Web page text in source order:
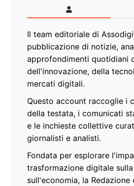
Il team editoriale di
pubblicazione di notizie,
approfondimenti quotidiani
dell'innovazione, della
mercati digitali.
Questo account raccoglie i
della testata, i comunicati
e le inchieste collettive
giornalisti e analisti.
Fondata per esplorare
trasformazione digitale
sull'economia, la